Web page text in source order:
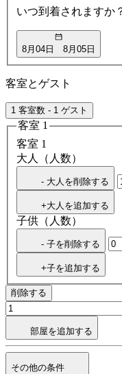
いつ到着されますか
8月04日 8月05日
客室とゲスト
1 客室数 - 1 ゲスト
客室 1
客室 1
大人（人数）
- 大人を削除する
+大人を追加する
子供（人数）
- 子を削除する
+子を追加する
削除する
部屋を追加する
その他の条件